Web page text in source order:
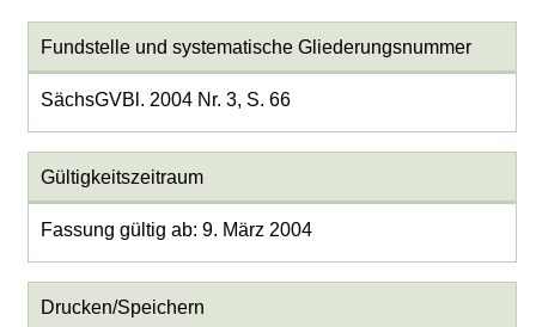
Fundstelle und systematische Gliederungsnummer
SächsGVBl. 2004 Nr. 3, S. 66
Gültigkeitszeitraum
Fassung gültig ab: 9. März 2004
Drucken/Speichern